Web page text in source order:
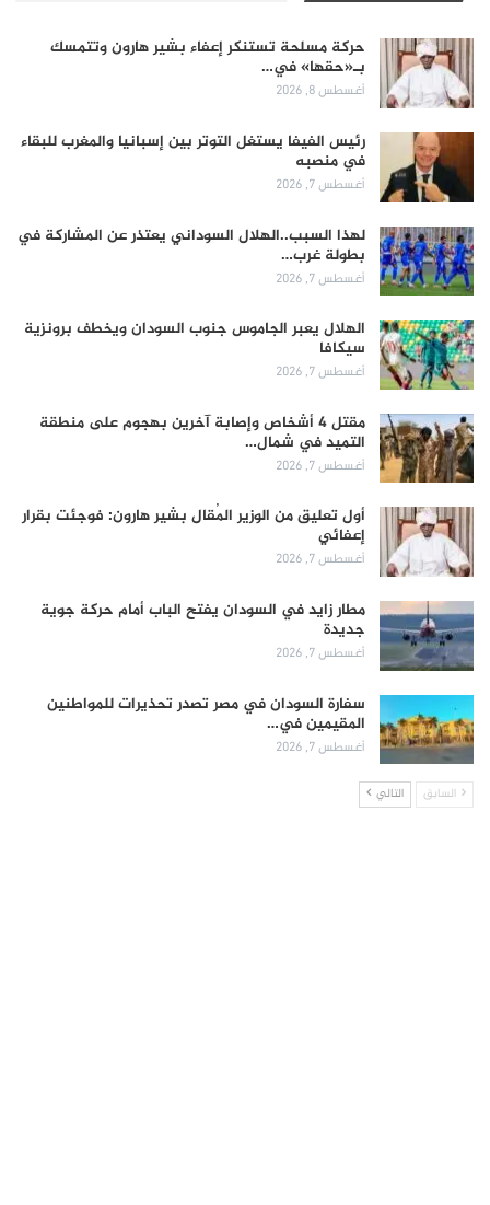
حركة مسلحة تستنكر إعفاء بشير هارون وتتمسك
بـ«حقها» في…
أغسطس 8, 2026
رئيس الفيفا يستغل التوتر بين إسبانيا والمغرب للبقاء
في منصبه
أغسطس 7, 2026
لهذا السبب..الهلال السوداني يعتذر عن المشاركة في
بطولة غرب…
أغسطس 7, 2026
الهلال يعبر الجاموس جنوب السودان ويخطف برونزية
سيكافا
أغسطس 7, 2026
مقتل 4 أشخاص وإصابة آخرين بهجوم على منطقة
التميد في شمال…
أغسطس 7, 2026
أول تعليق من الوزير المُقال بشير هارون: فوجئت بقرار
إعفائي
أغسطس 7, 2026
مطار زايد في السودان يفتح الباب أمام حركة جوية
جديدة
أغسطس 7, 2026
سفارة السودان في مصر تصدر تحذيرات للمواطنين
المقيمين في…
أغسطس 7, 2026
السابق التالي